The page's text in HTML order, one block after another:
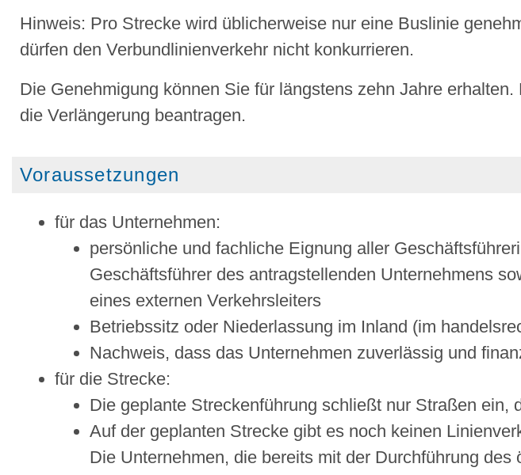
Hinweis: Pro Strecke wird üblicherweise nur eine Buslinie geneh
dürfen den Verbundlinienverkehr nicht konkurrieren.
Die Genehmigung können Sie für längstens zehn Jahre
die Verlängerung beantragen.
Voraussetzungen
für das Unternehmen:
persönliche und fachliche Eignung aller
Geschäftsführer des antragstellenden Unternehmens
eines externen Verkehrsleiters
Betriebssitz oder Niederlassung im Inland (im
Nachweis, dass das Unternehmen zuverlässig und
für die Strecke:
Die geplante Streckenführung schließt nur Straßen ein,
Auf der geplanten Strecke gibt es noch keinen
Die Unternehmen, die bereits mit der Durchführung des